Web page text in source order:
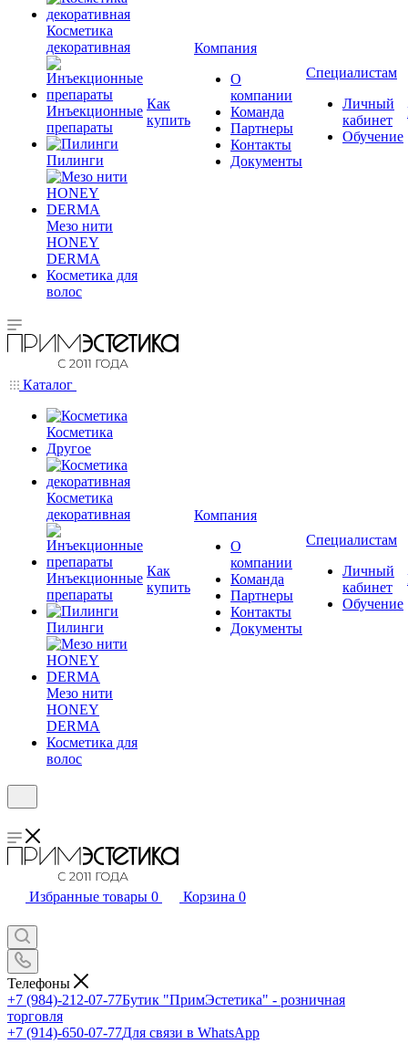
Косметика
декоративная
Инъекционные
препараты
Пилинги
Мезо нити
HONEY
DERMA
Косметика для
волос
Как
купить
Компания
О
компании
Команда
Партнеры
Контакты
Документы
Специалистам
Личный
кабинет
Обучение
Каталог
Косметика
Другое
Косметика
декоративная
Инъекционные
препараты
Пилинги
Мезо нити
HONEY
DERMA
Косметика для
волос
Как
купить
Компания
О
компании
Команда
Партнеры
Контакты
Документы
Специалистам
Личный
кабинет
Обучение
Избранные товары 0 Корзина 0
Телефоны
+7 (984)-212-07-77Бутик "ПримЭстетика" - розничная
торговля
+7 (914)-650-07-77Для связи в WhatsApp